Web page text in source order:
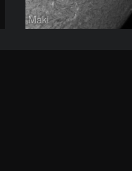
Maki